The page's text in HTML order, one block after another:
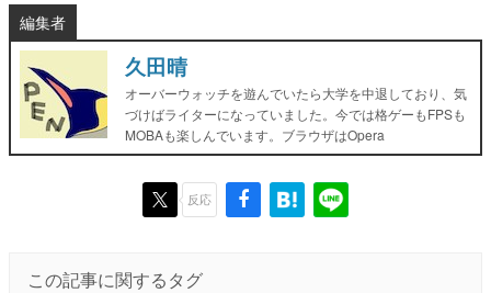
編集者
久田晴
オーバーウォッチを遊んでいたら大学を中退しており、気
づけばライターになっていました。今では格ゲーもFPSも
MOBAも楽しんでいます。ブラウザはOpera
反応
この記事に関するタグ